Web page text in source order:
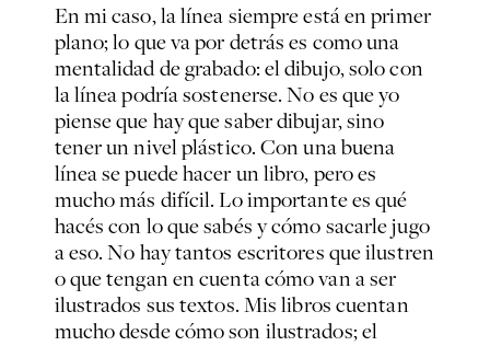
En mi caso, la línea siempre está en primer
plano; lo que va por detrás es como una
mentalidad de grabado: el dibujo, solo con
la línea podría sostenerse. No es que yo
piense que hay que saber dibujar, sino
tener un nivel plástico. Con una buena
línea se puede hacer un libro, pero es
mucho más difícil. Lo importante es qué
hacés con lo que sabés y cómo sacarle jugo
a eso. No hay tantos escritores que ilustren
o que tengan en cuenta cómo van a ser
ilustrados sus textos. Mis libros cuentan
mucho desde cómo son ilustrados; el